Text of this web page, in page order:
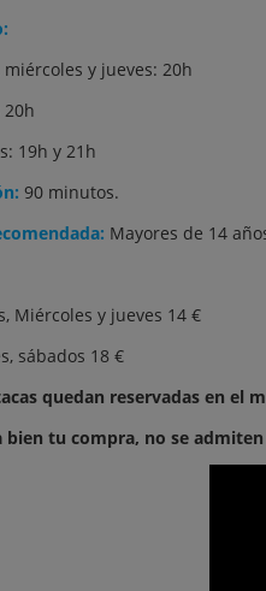
miércoles y jueves: 20h
20h
19h y 21h
90 minutos.
Mayores de 14
Miércoles y jueves 14 €
sábados 18 €
quedan reservadas en el
bien tu compra, no se